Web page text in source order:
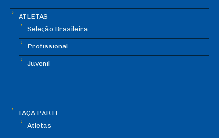
ATLETAS
Seleção Brasileira
Profissional
Juvenil
FAÇA PARTE
Atletas